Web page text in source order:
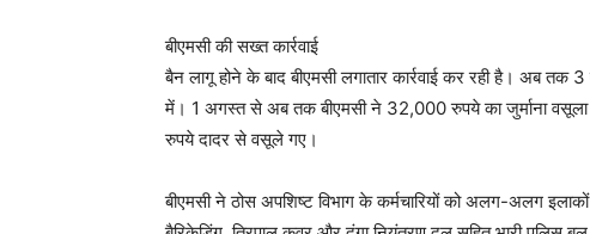
बीएमसी की सख्त कार्रवाई
बैन लागू होने के बाद बीएमसी लगातार कार्रवाई कर रही है। अब
में। 1 अगस्त से अब तक बीएमसी ने 32,000 रुपये का जुर्माना
रुपये दादर से वसूले गए।
बीएमसी ने ठोस अपशिष्ट विभाग के कर्मचारियों को अलग-अलग